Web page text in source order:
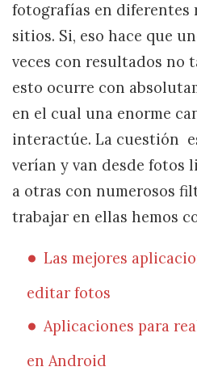
fotografías en diferentes
sitios. Si, eso hace que
veces con resultados no
esto ocurre con
en el cual una enorme
interactúe. La cuestión
verían y van desde fotos
a otras con numerosos
trabajar en ellas hemos
Las mejores
editar fotos
Aplicaciones para
en Android